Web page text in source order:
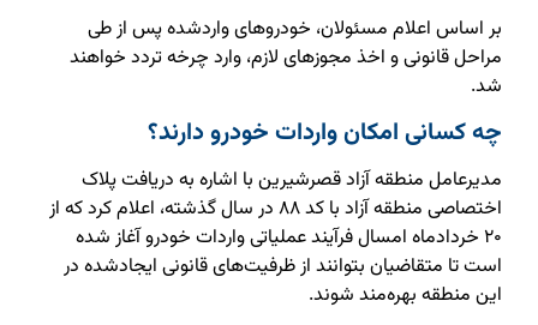
بر اساس اعلام مسئولان، خودروهای واردشده پس از طی
مراحل قانونی و اخذ مجوزهای لازم، وارد چرخه تردد خواهند
شد.
چه کسانی امکان واردات خودرو دارند؟
مدیرعامل منطقه آزاد قصرشیرین با اشاره به دریافت پلاک
اختصاصی منطقه آزاد با کد ۸۸ در سال گذشته، اعلام کرد که از
۲۰ خردادماه امسال فرآیند عملیاتی واردات خودرو آغاز شده
است تا متقاضیان بتوانند از ظرفیت‌های قانونی ایجادشده در
این منطقه بهره‌مند شوند.